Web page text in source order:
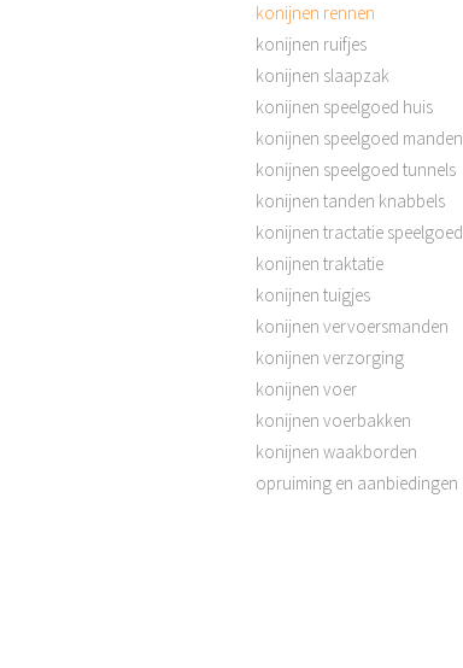
konijnen rennen
konijnen ruifjes
konijnen slaapzak
konijnen speelgoed huis
konijnen speelgoed manden
konijnen speelgoed tunnels
konijnen tanden knabbels
konijnen tractatie speelgoed
konijnen traktatie
konijnen tuigjes
konijnen vervoersmanden
konijnen verzorging
konijnen voer
konijnen voerbakken
konijnen waakborden
opruiming en aanbiedingen